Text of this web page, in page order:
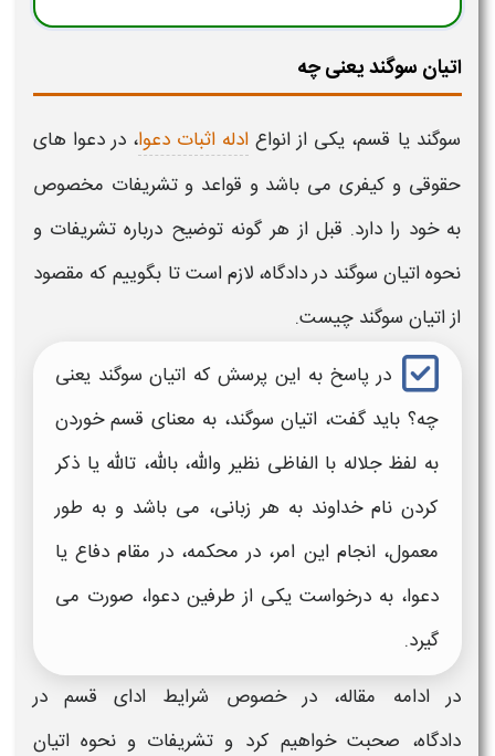
اتیان سوگند یعنی چه
سوگند یا قسم، یکی از انواع ادله اثبات دعوا، در دعوا های
حقوقی و کیفری می باشد و قواعد و تشریفات مخصوص
به خود را دارد. قبل از هر گونه توضیح درباره تشریفات و
نحوه اتیان سوگند در دادگاه، لازم است تا بگوییم که مقصود
ازاتیان سوگند چیست.
در پاسخ به این پرسش که اتیان سوگند یعنی
چه؟ باید گفت، اتیان سوگند، به معنای قسم خوردن
به لفظ جلاله با الفاظی نظیر والله، بالله، تالله یا ذکر
کردن نام خداوند به هر زبانی، می باشد و به طور
معمول، انجام این امر، در محکمه، در مقام دفاع یا
دعوا، به درخواست یکی از طرفین دعوا، صورت می
گیرد.
در ادامه مقاله، در خصوص شرایط ادای قسم در
دادگاه، صحبت خواهیم کرد و تشریفات و نحوه اتیان